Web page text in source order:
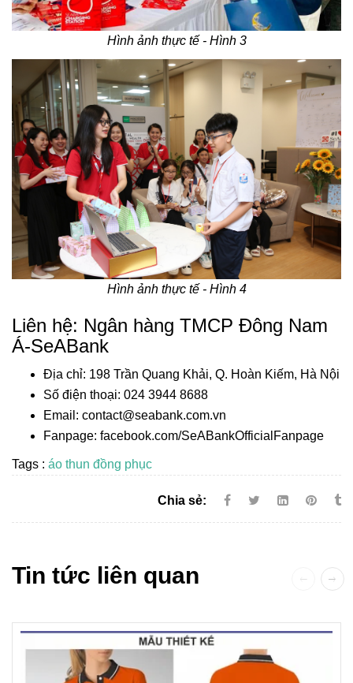
Hình ảnh thực tế - Hình 3
Hình ảnh thực tế - Hình 4
Liên hệ: Ngân hàng TMCP Đông Nam
Á-SeABank
Địa chỉ: 198 Trần Quang Khải, Q. Hoàn Kiếm, Hà Nội
Số điện thoại: 024 3944 8688
Email: contact@seabank.com.vn
Fanpage: facebook.com/SeABankOfficialFanpage
Tags : áo thun đồng phục
Chia sẻ:
Tin tức liên quan